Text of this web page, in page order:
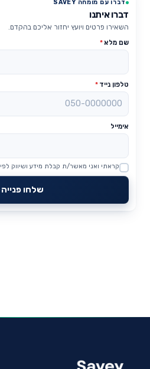
דברו עם מומחה SAVEY
דברו איתנו
השאירו פרטים ויועץ יחזור אליכם בהקדם.
שם מלא*
טלפון נייד *
אימייל
Website
קראתי ואני מאשר/ת קבלת מידע ושיווק לפי
שלחו פנייה